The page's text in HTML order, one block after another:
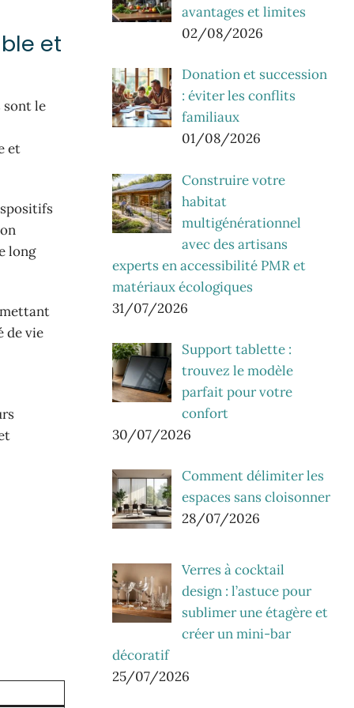
et
sont le
et
long
de vie
avantages et limites
02/08/2026
Donation et succession
: éviter les conflits
familiaux
01/08/2026
Construire votre
habitat
multigénérationnel
avec des artisans
experts en accessibilité PMR et
matériaux écologiques
31/07/2026
Support tablette :
trouvez le modèle
parfait pour votre
confort
30/07/2026
Comment délimiter les
espaces sans cloisonner
28/07/2026
Verres à cocktail
design : l’astuce pour
sublimer une étagère et
créer un mini-bar
décoratif
25/07/2026